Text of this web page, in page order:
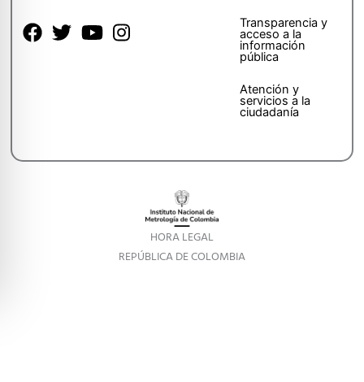
Transparencia y
acceso a la
información
pública
Atención y
servicios a la
ciudadanía
HORA LEGAL
REPÚBLICA DE COLOMBIA